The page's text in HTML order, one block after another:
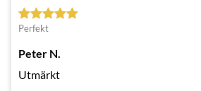
Perfekt
Peter N.
Utmärkt